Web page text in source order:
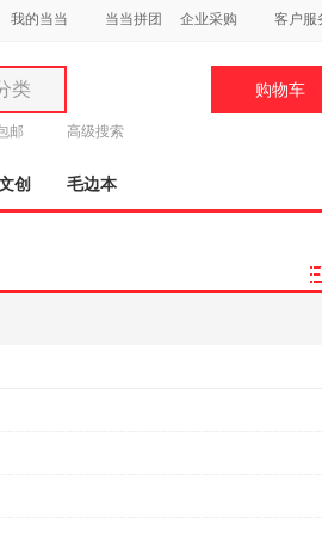
我的当当 当当拼团 企业采购 客户服
类
邮 高级搜索
购物车
创 毛边本